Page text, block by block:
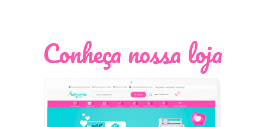
Conheça nossa loja